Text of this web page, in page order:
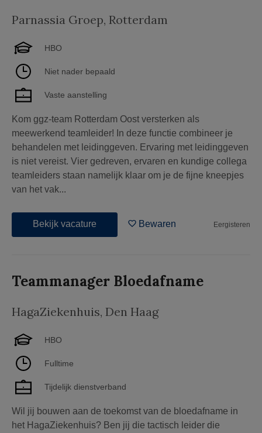
Parnassia Groep, Rotterdam
HBO
Niet nader bepaald
Vaste aanstelling
Kom ggz-team Rotterdam Oost versterken als
meewerkend teamleider! In deze functie combineer je
behandelen met leidinggeven. Ervaring met leidinggeven
is niet vereist. Vier gedreven, ervaren en kundige collega
teamleiders staan namelijk klaar om je de fijne kneepjes
van het vak...
Bekijk vacature Bewaren Eergisteren
Teammanager Bloedafname
HagaZiekenhuis, Den Haag
HBO
Fulltime
Tijdelijk dienstverband
Wil jij bouwen aan de toekomst van de bloedafname in
het HagaZiekenhuis? Ben jij die tactisch leider die